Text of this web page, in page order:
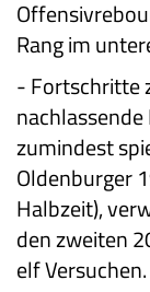
Rang im
-Fortschritte
zumindest
Oldenburger
Halbzeit),
den zweiten
elf Versuchen.